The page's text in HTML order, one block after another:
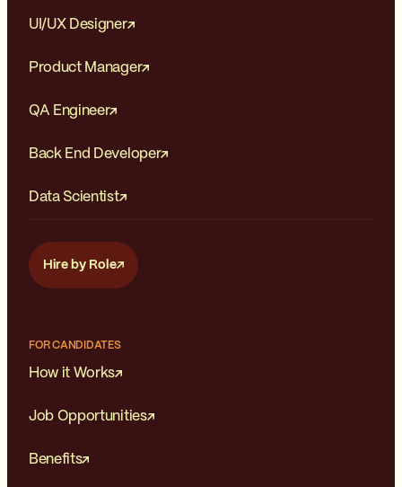
UI/UX Designer
Product Manager
QA Engineer
Back End Developer
Data Scientist
Hire by Role
FOR CANDIDATES
How it Works
Job Opportunities
Benefits